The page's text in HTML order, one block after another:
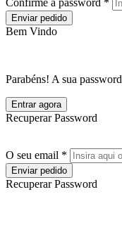
Confirme a password *
Enviar pedido
Bem Vindo
Parabéns! A sua
Entrar agora
Recuperar Password
O seu email *
Enviar pedido
Recuperar Password